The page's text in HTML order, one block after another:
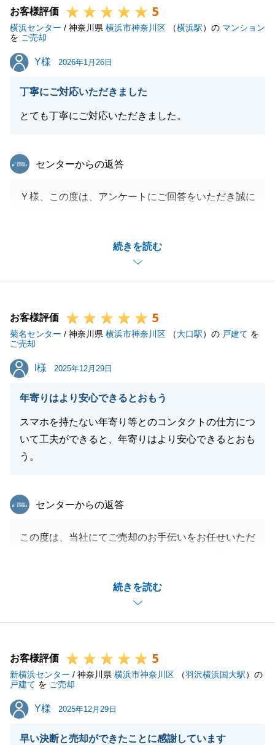
お客様評価
5
横浜センター / 神奈川県 横浜市神奈川区 （横浜駅）の マンション
を ご売却
Y様
Y様 2026年1月26日
丁寧にご対応いただきました
とても丁寧にご対応いただきました。
続きを読む
東急リバブル
センターからの返答
Ｙ様、この度は、アンケートにご回答をいただき誠に
お礼を申し上げます。
Ｙ様のご協力もあり、滞りなくお手続きを進められま
した事、こちらこそ感謝申し上げます。
をいただきまして、重ねてお礼を申し上げます。
お手続きは全て完了しておりますが、今後長き良きお
付き合いをさせていただければと存じますので、この
先何かございましたら、お気兼ねなくご相談ください
今後ともよろしくお願いいたします。
お客様評価 5
菊名センター / 神奈川県 横浜市神奈川区 （大口駅）の 戸建て を
ご売却
I様
I様 2025年12月29日
年寄りはより安心できるとおもう
スマホを持たない年寄り等とのコンタクトの仕方につ
いて工夫ができると、年寄りはより安心できるとおも
う。
続きを読む
東急リバブル
センターからの返答
この度は、当社にてご売却のお手伝いをお任せいただ
引き続き何かご相談等ございましたらお気軽にお申し
引き続きどうぞよろしくお願いいたします。
閉じる
お客様評価 5
新横浜センター / 神奈川県 横浜市神奈川区 （羽沢横浜国大駅）の
戸建て を ご売却
Y様
Y様 2025年12月29日
早い決断と売却ができたことに感謝しています